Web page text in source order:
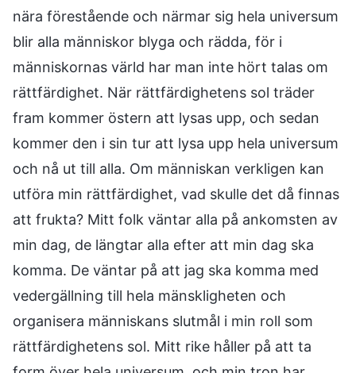
nära förestående och närmar sig hela universum
blir alla människor blyga och rädda, för i
människornas värld har man inte hört talas om
rättfärdighet. När rättfärdighetens sol träder
fram kommer östern att lysas upp, och sedan
kommer den i sin tur att lysa upp hela universum
och nå ut till alla. Om människan verkligen kan
utföra min rättfärdighet, vad skulle det då finnas
att frukta? Mitt folk väntar alla på ankomsten av
min dag, de längtar alla efter att min dag ska
komma. De väntar på att jag ska komma med
vedergällning till hela mänskligheten och
organisera människans slutmål i min roll som
rättfärdighetens sol. Mitt rike håller på att ta